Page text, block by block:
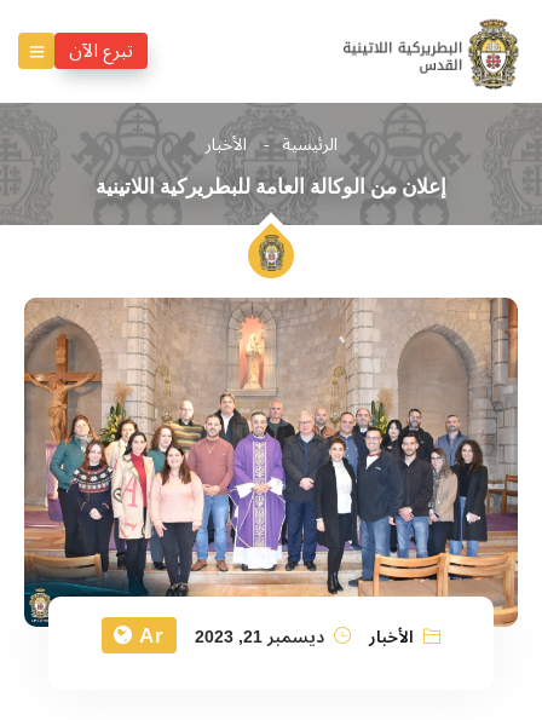
تبرع الآن
الرئيسية الأخبار
إعلان من الوكالة العامة للبطريركية اللاتينية
الأخبار ديسمبر 21, 2023 Ar